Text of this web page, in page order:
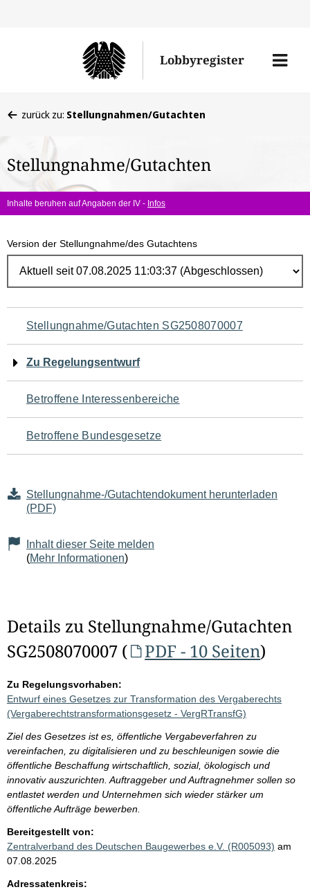
Lobbyregister
Menü
befinden
hier:
zurück zu: Stellungnahmen/Gutachten
Stellungnahme/Gutachten
Inhalte beruhen auf Angaben der IV - Infos
Version der Stellungnahme/des Gutachtens
Navigation
für
den
Seiteninhalt
Stellungnahme/Gutachten SG2508070007
Zu Regelungsentwurf
Betroffene Interessenbereiche
Betroffene Bundesgesetze
Stellungnahme-/Gutachtendokument herunterladen
(PDF)
Inhalt dieser Seite melden
(Mehr Informationen)
Details zu Stellungnahme/Gutachten
SG2508070007 (
PDF - 10 Seiten)
Zu Regelungsvorhaben:
Entwurf eines Gesetzes zur Transformation des Vergaberechts
(Vergaberechtstransformationsgesetz - VergRTransfG)
Ziel des Gesetzes ist es, öffentliche Vergabeverfahren zu
vereinfachen, zu digitalisieren und zu beschleunigen sowie die
öffentliche Beschaffung wirtschaftlich, sozial, ökologisch und
innovativ auszurichten. Auftraggeber und Auftragnehmer sollen so
entlastet werden und Unternehmen sich wieder stärker um
öffentliche Aufträge bewerben.
Bereitgestellt von:
Zentralverband des Deutschen Baugewerbes e.V. (R005093) am
07.08.2025
Adressatenkreis: